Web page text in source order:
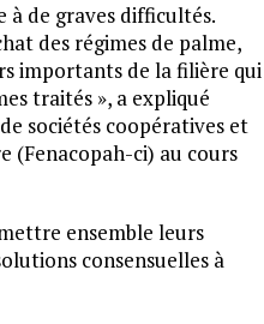
à de graves difficultés.
des régimes de palme,
importants de la filière qui
traités », a expliqué
sociétés coopératives et
(Fenacopah-ci) au cours
ensemble leurs
consensuelles à